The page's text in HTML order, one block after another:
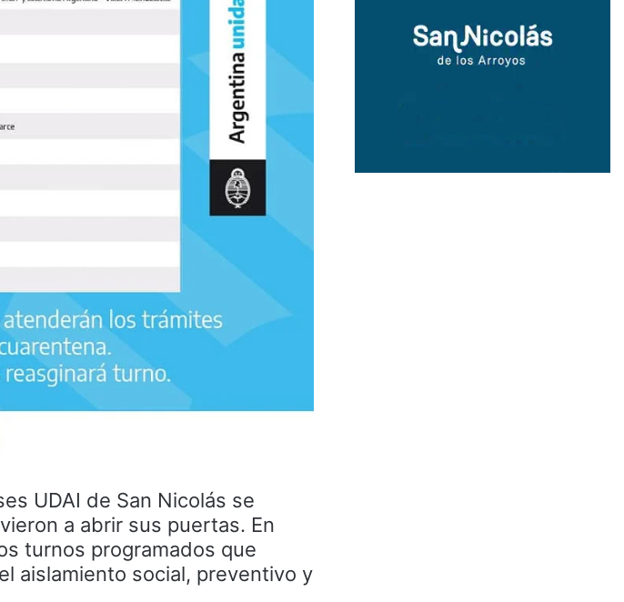
UDAI de San Nicolás se
a abrir sus puertas. En
turnos programados que
aislamiento social, preventivo y